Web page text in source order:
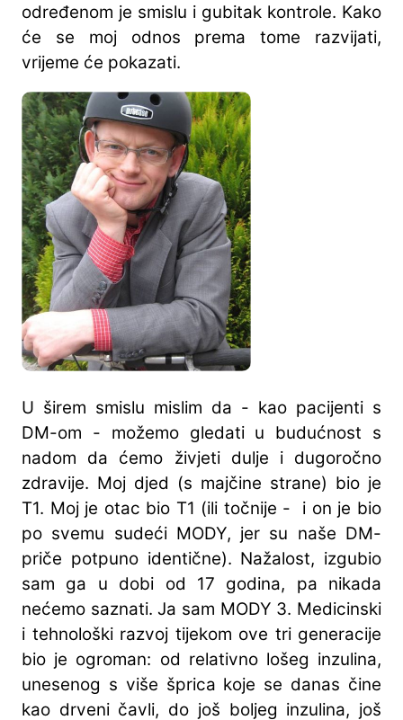
određenom je smislu i gubitak kontrole. Kako
će se moj odnos prema tome razvijati,
vrijeme će pokazati.
U širem smislu mislim da - kao pacijenti s
DM-om - možemo gledati u budućnost s
nadom da ćemo živjeti dulje i dugoročno
zdravije. Moj djed (s majčine strane) bio je
T1. Moj je otac bio T1 (ili točnije - i on je bio
po svemu sudeći MODY, jer su naše DM-
priče potpuno identične). Nažalost, izgubio
sam ga u dobi od 17 godina, pa nikada
nećemo saznati. Ja sam MODY 3. Medicinski
i tehnološki razvoj tijekom ove tri generacije
bio je ogroman: od relativno lošeg inzulina,
unesenog s više šprica koje se danas čine
kao drveni čavli, do još boljeg inzulina, još